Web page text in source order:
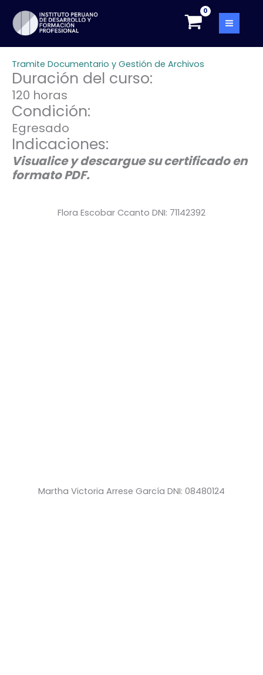
content
Tramite Documentario y Gestión de Archivos
Duración del curso:
120 horas
Condición:
Egresado
Indicaciones:
Visualice y descargue su certificado en
formato PDF.
Flora Escobar Ccanto DNI: 71142392
Martha Victoria Arrese García DNI: 08480124